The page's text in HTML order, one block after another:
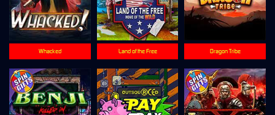
Land of the Free Dragon Tribe
Whacked